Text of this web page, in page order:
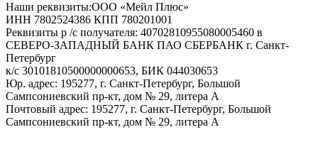
Наши реквизиты:ООО «Мейл Плюс»
ИНН 7802524386 КПП 780201001
Реквизиты р /с получателя: 40702810955080005460 в
СЕВЕРО-ЗАПАДНЫЙ БАНК ПАО СБЕРБАНК г. Санкт-
Петербург
к/с 30101810500000000653, БИК 044030653
Юр. адрес: 195277, г. Санкт-Петербург, Большой
Сампсониевский пр-кт, дом № 29, литера А
Почтовый адрес: 195277, г. Санкт-Петербург, Большой
Сампсониевский пр-кт, дом № 29, литера А